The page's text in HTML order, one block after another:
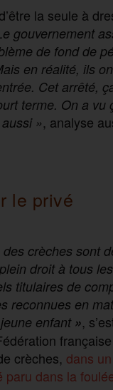
la seule à
gouvernement
de fond de
en réalité, ils
Cet arrêté,
terme. On a vu
», analyse
le privé
crèches sont
droit à tous les
titulaires de
reconnues en
enfant »,
crèches, dans un
paru dans la